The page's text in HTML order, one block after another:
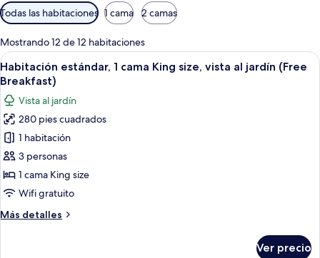
Filtros
disponibles
para
las
habitaciones
Todas las habitaciones 1 cama 2 camas
Mostrando 12 de 12 habitaciones
Abrir
todas
las
fotos
de
Habitación
estándar,
1
cama
size,
Habitación de hotel con cama,
11
Habitación estándar, 1 cama King size, vista al jardín (Free
Breakfast)
Vista al jardín
280 pies cuadrados
1 habitación
3 personas
1 cama King size
Wifi gratuito
Más detalles
Más
Ver precio